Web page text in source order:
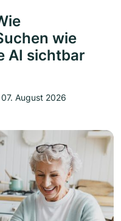
wie
AI sichtbar
07. August 2026